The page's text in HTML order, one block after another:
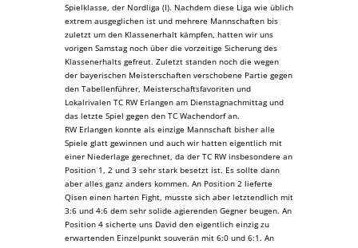
Spielklasse, der Nordliga (I). Nachdem diese Liga wie üblich
extrem ausgeglichen ist und mehrere Mannschaften bis
zuletzt um den Klassenerhalt kämpfen, hatten wir uns
vorigen Samstag noch über die vorzeitige Sicherung des
Klassenerhalts gefreut. Zuletzt standen noch die wegen
der bayerischen Meisterschaften verschobene Partie gegen
den Tabellenführer, Meisterschaftsfavoriten und
Lokalrivalen TC RW Erlangen am Dienstagnachmittag und
das letzte Spiel gegen den TC Wachendorf an.
RW Erlangen konnte als einzige Mannschaft bisher alle
Spiele glatt gewinnen und auch wir hatten eigentlich mit
einer Niederlage gerechnet, da der TC RW insbesondere an
Position 1, 2 und 3 sehr stark besetzt ist. Es sollte dann
aber alles ganz anders kommen. An Position 2 lieferte
Qisen einen harten Fight, musste sich aber letztendlich mit
3:6 und 4:6 dem sehr solide agierenden Gegner beugen. An
Position 4 sicherte uns David den eigentlich einzig zu
erwartenden Einzelpunkt souverän mit 6:0 und 6:1. An